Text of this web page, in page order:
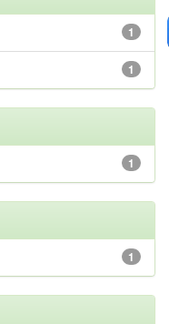
1
1
1
1